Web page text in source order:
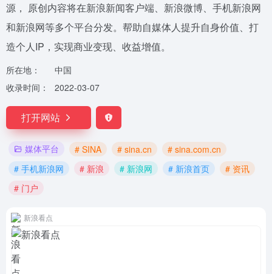
源， 原创内容将在新浪新闻客户端、新浪微博、手机新浪网
和新浪网等多个平台分发。帮助自媒体人提升自身价值、打
造个人IP，实现商业变现、收益增值。
所在地：
中国
收录时间：
2022-03-07
打开网站
媒体平台 # SINA # sina.cn
# sina.com.cn
# 手机新浪网
# 新浪 # 新浪网 # 新浪首页
# 资讯
# 门户
新浪看点